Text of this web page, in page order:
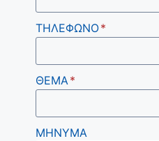
ΤΗΛΕΦΩΝΟ*
ΘΕΜΑ*
ΜΗΝΥΜΑ